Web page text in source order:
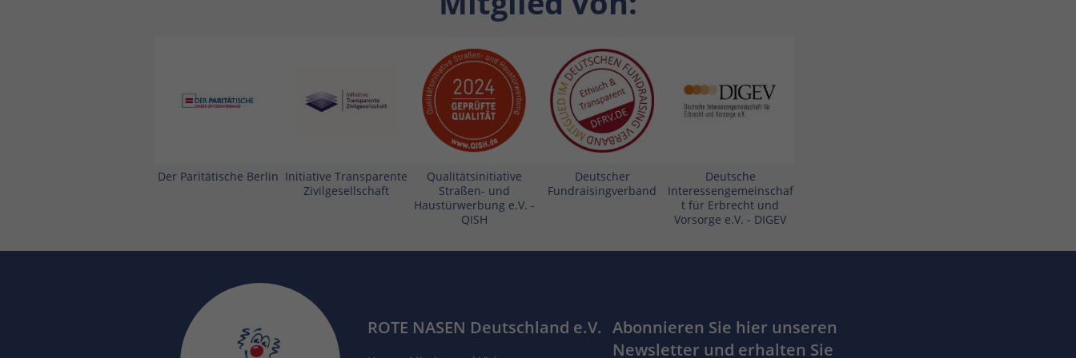
Der Paritätische Berlin Initiative Transparente
Zivilgesellschaft
Qualitätsinitiative
Straßen- und
Haustürwerbung e.V. -
QISH
Deutscher
Fundraisingverband
Deutsche
Interessengemeinschaf
t für Erbrecht und
Vorsorge e.V. - DIGEV
ROTE NASEN Deutschland e.V. Abonnieren Sie hier unseren
Newsletter und erhalten Sie